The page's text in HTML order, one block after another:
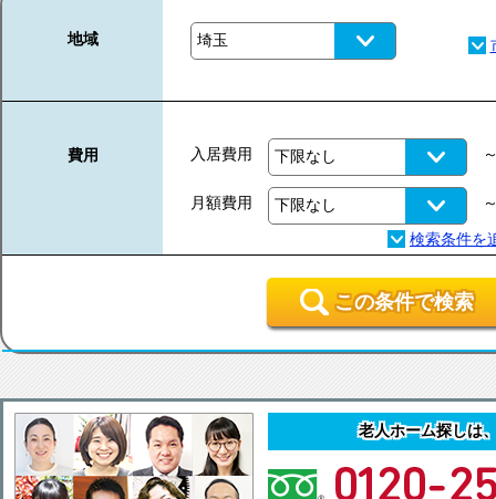
地域
費用 入居費用
月額費用
この条件で検索
老人ホーム探しは